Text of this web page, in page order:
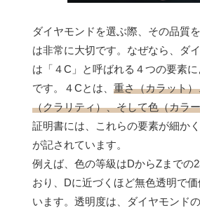
ダイヤモンドを選ぶ際、その品質
は非常に大切です。なぜなら、ダ
は「４C」と呼ばれる４つの要素
です。４Cとは、 重さ（カラット
（クラリティ）、そして色（カラ
証明書には、これらの要素が細か
が記されています。
例えば、色の等級はDからZまでの
おり、Dに近づくほど無色透明で
います。透明度は、ダイヤモンド